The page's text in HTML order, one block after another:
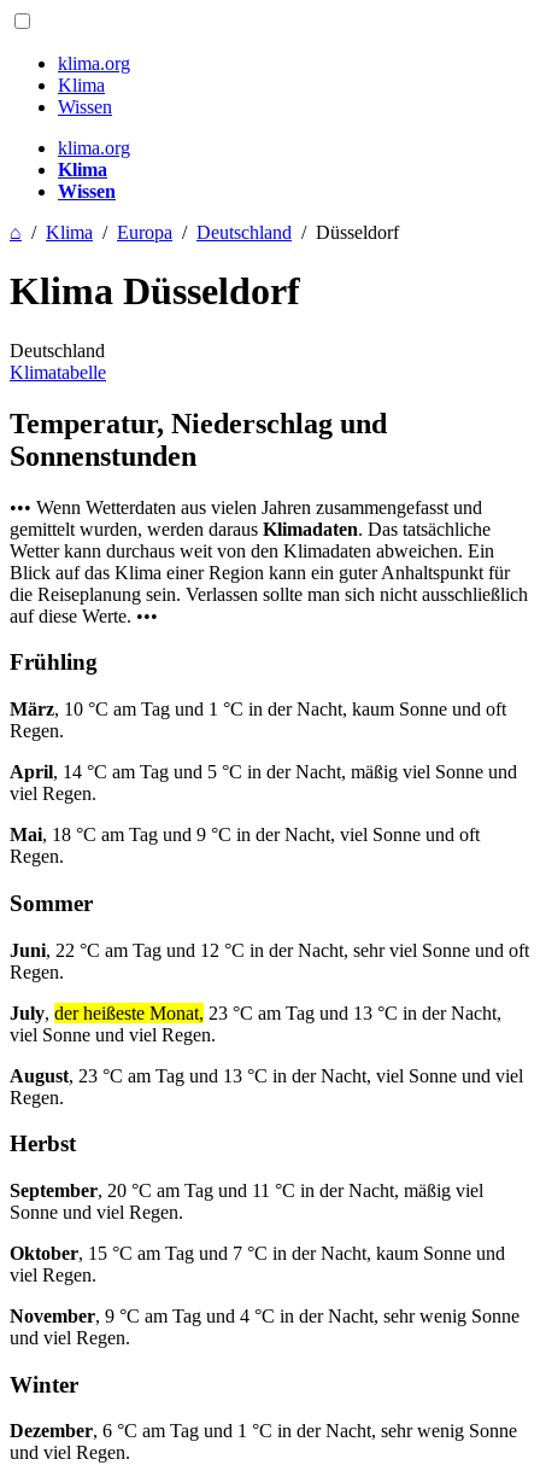
klima.org
Klima
Wissen
klima.org
Klima
Wissen
⌂ / Klima / Europa / Deutschland / Düsseldorf
Klima Düsseldorf
Deutschland
Klimatabelle
Temperatur, Niederschlag und
Sonnenstunden
••• Wenn Wetterdaten aus vielen Jahren zusammengefasst und
gemittelt wurden, werden daraus Klimadaten. Das tatsächliche
Wetter kann durchaus weit von den Klimadaten abweichen. Ein
Blick auf das Klima einer Region kann ein guter Anhaltspunkt für
die Reiseplanung sein. Verlassen sollte man sich nicht ausschließlich
auf diese Werte. •••
Frühling
März, 10 °C am Tag und 1 °C in der Nacht, kaum Sonne und oft
Regen.
April, 14 °C am Tag und 5 °C in der Nacht, mäßig viel Sonne und
viel Regen.
Mai, 18 °C am Tag und 9 °C in der Nacht, viel Sonne und oft
Regen.
Sommer
Juni, 22 °C am Tag und 12 °C in der Nacht, sehr viel Sonne und oft
Regen.
July, der heißeste Monat, 23 °C am Tag und 13 °C in der Nacht,
viel Sonne und viel Regen.
August, 23 °C am Tag und 13 °C in der Nacht, viel Sonne und viel
Regen.
Herbst
September, 20 °C am Tag und 11 °C in der Nacht, mäßig viel
Sonne und viel Regen.
Oktober, 15 °C am Tag und 7 °C in der Nacht, kaum Sonne und
viel Regen.
November, 9 °C am Tag und 4 °C in der Nacht, sehr wenig Sonne
und viel Regen.
Winter
Dezember, 6 °C am Tag und 1 °C in der Nacht, sehr wenig Sonne
und viel Regen.